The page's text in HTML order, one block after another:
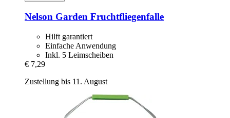
Nelson Garden Fruchtfliegenfalle
Hilft garantiert
Einfache Anwendung
Inkl. 5 Leimscheiben
€ 7,29
Zustellung bis 11. August